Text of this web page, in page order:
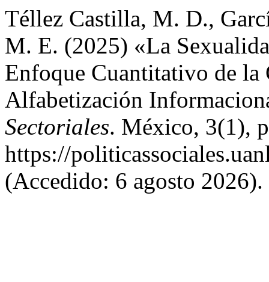
Téllez Castilla, M. D.,
M. E. (2025) «La
Enfoque Cuantitativo de
Alfabetización
Sectoriales. México, 3(1),
https://
(Accedido: 6 agosto 2026).